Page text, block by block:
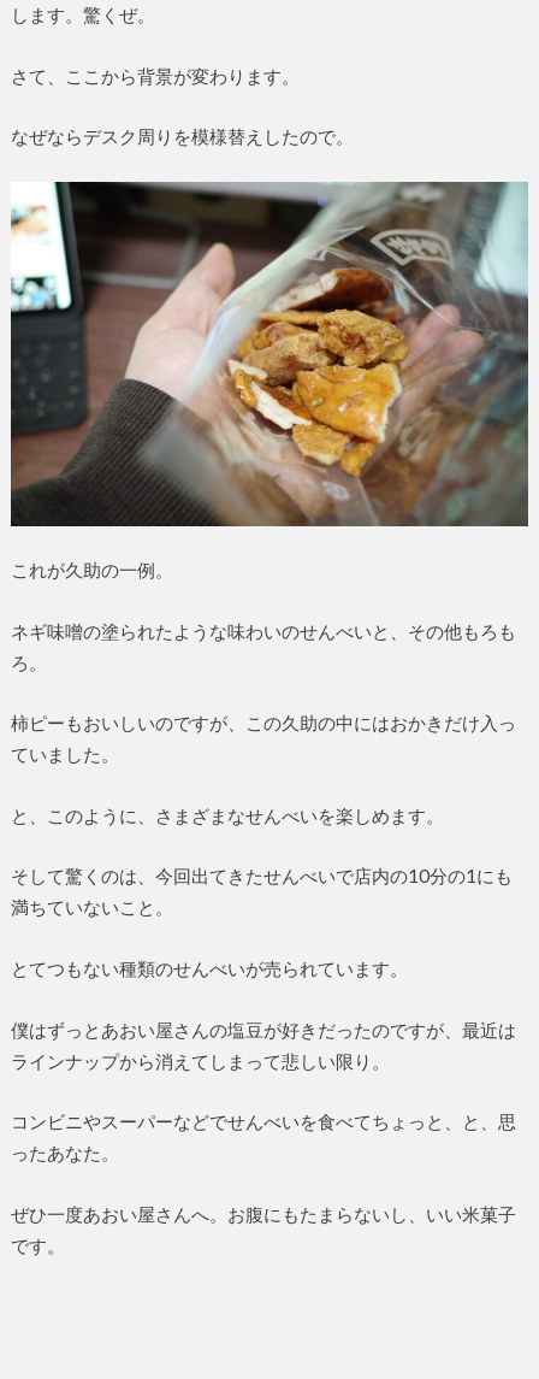
します。驚くぜ。
さて、ここから背景が変わります。
なぜならデスク周りを模様替えしたので。
これが久助の一例。
ネギ味噌の塗られたような味わいのせんべいと、その他もろも
ろ。
柿ピーもおいしいのですが、この久助の中にはおかきだけ入っ
ていました。
と、このように、さまざまなせんべいを楽しめます。
そして驚くのは、今回出てきたせんべいで店内の10分の1にも
満ちていないこと。
とてつもない種類のせんべいが売られています。
僕はずっとあおい屋さんの塩豆が好きだったのですが、最近は
ラインナップから消えてしまって悲しい限り。
コンビニやスーパーなどでせんべいを食べてちょっと、と、思
ったあなた。
ぜひ一度あおい屋さんへ。お腹にもたまらないし、いい米菓子
です。